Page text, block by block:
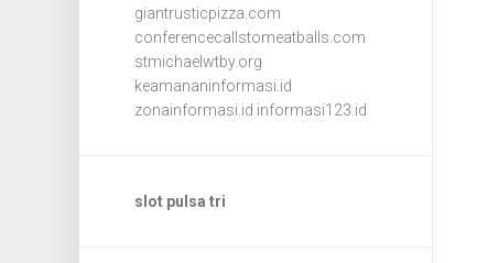
giantrusticpizza.com
conferencecallstomeatballs.com
stmichaelwtby.org
keamananinformasi.id
zonainformasi.id informasi123.id
slot pulsa tri